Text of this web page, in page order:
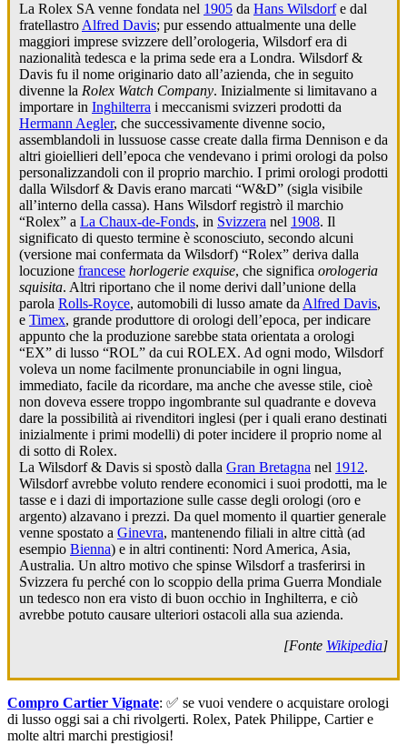
La Rolex SA venne fondata nel 1905 da Hans Wilsdorfe dal
fratellastro Alfred Davis; pur essendo attualmente una delle
maggiori imprese svizzere dell’orologeria, Wilsdorf era di
nazionalità tedesca e la prima sede era a Londra. Wilsdorf &
Davis fu il nome originario dato all’azienda, che in seguito
divenne la Rolex Watch Company. Inizialmente si limitavano a
importare in Inghilterra i meccanismi svizzeri prodotti da
Hermann Aegler, che successivamente divenne socio,
assemblandoli in lussuose casse create dalla firma Dennison e da
altri gioiellieri dell’epoca che vendevano i primi orologi da polso
personalizzandoli con il proprio marchio. I primi orologi prodotti
dalla Wilsdorf & Davis erano marcati “W&D” (sigla visibile
all’interno della cassa). Hans Wilsdorf registrò il marchio
“Rolex” a La Chaux-de-Fonds, in Svizzera nel 1908. Il
significato di questo termine è sconosciuto, secondo alcuni
(versione mai confermata da Wilsdorf) “Rolex” deriva dalla
locuzione francese horlogerie exquise, che significa orologeria
squisita. Altri riportano che il nome derivi dall’unione della
parola Rolls-Royce, automobili di lusso amate da Alfred Davis,
e Timex, grande produttore di orologi dell’epoca, per indicare
appunto che la produzione sarebbe stata orientata a orologi
“EX” di lusso “ROL” da cui ROLEX. Ad ogni modo, Wilsdorf
voleva un nome facilmente pronunciabile in ogni lingua,
immediato, facile da ricordare, ma anche che avesse stile, cioè
non doveva essere troppo ingombrante sul quadrante e doveva
dare la possibilità ai rivenditori inglesi (per i quali erano destinati
inizialmente i primi modelli) di poter incidere il proprio nome al
di sotto di Rolex.
La Wilsdorf & Davis si spostò dalla Gran Bretagna nel 1912.
Wilsdorf avrebbe voluto rendere economici i suoi prodotti, ma le
tasse e i dazi di importazione sulle casse degli orologi (oro e
argento) alzavano i prezzi. Da quel momento il quartier generale
venne spostato a Ginevra, mantenendo filiali in altre città (ad
esempio Bienna) e in altri continenti: Nord America, Asia,
Australia. Un altro motivo che spinse Wilsdorf a trasferirsi in
Svizzera fu perché con lo scoppio della prima Guerra Mondiale
un tedesco non era visto di buon occhio in Inghilterra, e ciò
avrebbe potuto causare ulteriori ostacoli alla sua azienda.
[Fonte Wikipedia]
Compro Cartier Vignate: ✅ se vuoi vendere o acquistare orologi
di lusso oggi sai a chi rivolgerti. Rolex, Patek Philippe, Cartier e
molte altri marchi prestigiosi!